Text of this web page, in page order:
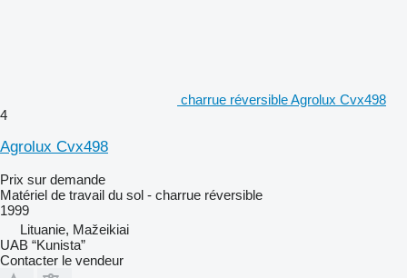
charrue réversible Agrolux Cvx498
4
Agrolux Cvx498
Prix sur demande
Matériel de travail du sol - charrue réversible
1999
Lituanie, Mažeikiai
UAB “Kunista”
Contacter le vendeur